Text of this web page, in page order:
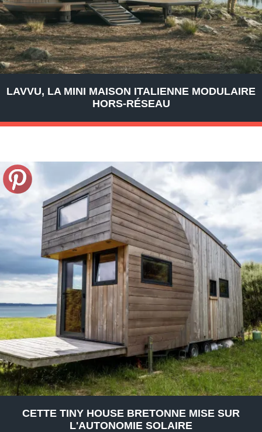
LAVVU, LA MINI MAISON ITALIENNE MODULAIRE
HORS-RÉSEAU
CETTE TINY HOUSE BRETONNE MISE SUR
L'AUTONOMIE SOLAIRE